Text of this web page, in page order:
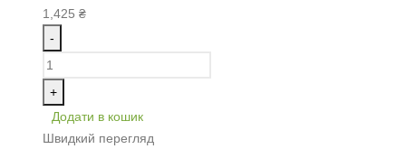
1,425 ₴
-
+
Додати в кошик
Швидкий перегляд